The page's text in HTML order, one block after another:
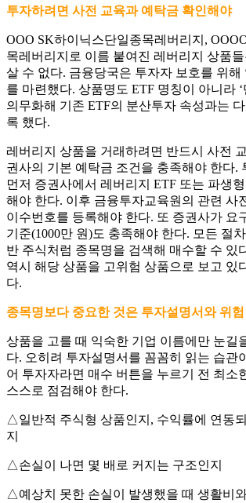
투자하려면 사전 교육과 예탁금 확인해야
OOO SK하이닉스단일종목레버리지,
목레버리지로 이름 붙여진 레버리지 상품
살 수 없다. 금융당국은 투자자 보호를 위해
를 마련했다. 상품명도 ETF 명칭이 아니라 ‘
의무화해 기존 ETF의 분산투자 속성과는
록 했다.
레버리지 상품을 거래하려면 반드시 사전
권사의 기본 예탁금 조건을 충족해야 한다.
먼저 증권사에서 레버리지 ETF 또는 파생
해야 한다. 이후 금융투자교육원의 관련 사
이수번호를 등록해야 한다. 또 증권사가 요
기준(1000만 원)도 충족해야 한다. 모든 절
반 주식처럼 종목명을 검색해 매수할 수 있
역시 해당 상품을 고위험 상품으로 보고 있
다.
종목명보다 중요한 것은 투자설명서와 위험
상품을 고를 때 익숙한 기업 이름에만 눈길
다. 오히려 투자설명서를 꼼꼼히 읽는 습관
어 투자자라면 매수 버튼을 누르기 전 최소
스스로 점검해야 한다.
△일반적 주식형 상품인지, 수익률에 연동
지
△손실이 나면 몇 배로 커지는 구조인지
△예상치 못한 손실이 발생했을 때 생활비